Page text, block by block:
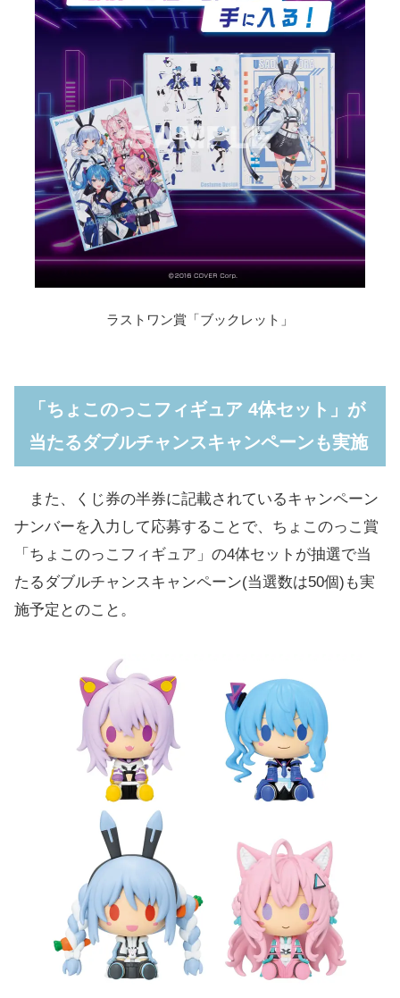
ラストワン賞「ブックレット」
「ちょこのっこフィギュア 4体セット」が
当たるダブルチャンスキャンペーンも実施
また、くじ券の半券に記載されているキャンペーン
ナンバーを入力して応募することで、ちょこのっこ賞
「ちょこのっこフィギュア」の4体セットが抽選で当
たるダブルチャンスキャンペーン(当選数は50個)も実
施予定とのこと。